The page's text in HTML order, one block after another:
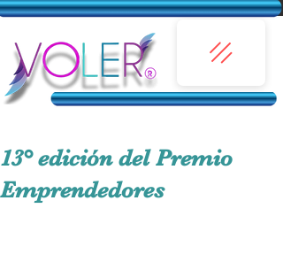
13° edición del Premio
Emprendedores